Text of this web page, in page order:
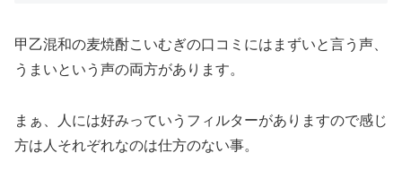
甲乙混和の麦焼酎こいむぎの口コミにはまずいと言う声、
うまいという声の両方があります。
まぁ、人には好みっていうフィルターがありますので感じ
方は人それぞれなのは仕方のない事。